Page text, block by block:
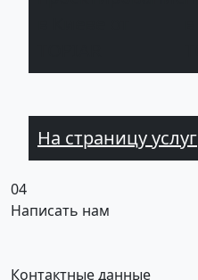
На страницу услуг
04
Написать нам
Контактные данные